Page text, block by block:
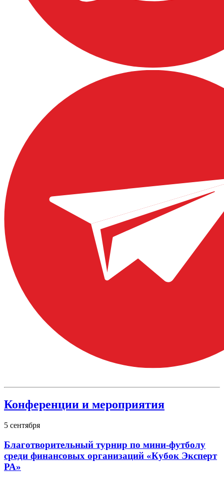
Конференции и мероприятия
5 сентября
Благотворительный турнир по мини-футболу
среди финансовых организаций «Кубок Эксперт
РА»